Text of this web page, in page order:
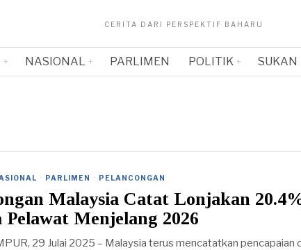
CERITA DARI PERSPEKTIF BAHARU
NASIONAL PARLIMEN POLITIK SUKAN
· PARLIMEN · PELANCONGAN
Malaysia Catat Lonjakan
Pelawat Menjelang 2026
29 Julai 2025 – Malaysia terus mencatatkan pencapaian